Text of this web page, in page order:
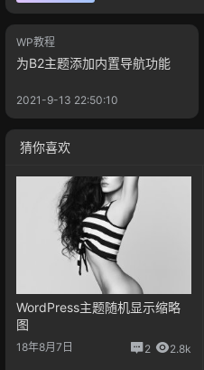
WP教程
为B2主题添加内置导航功能
2021-9-13 22:50:10
猜你喜欢
WordPress主题随机显示缩略
图
18年8月7日 2 2.8k